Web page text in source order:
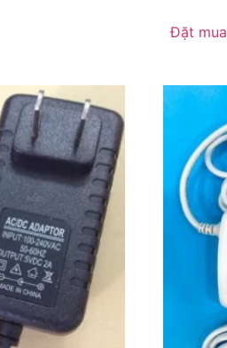
Đặt mua